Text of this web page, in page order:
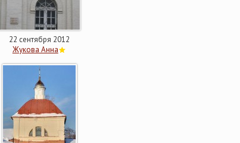
22 сентября 2012
Жукова Анна